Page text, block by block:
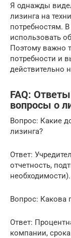
Я однажды
лизинга на
потребностям.
использовать
Поэтому важно
потребности и
действительно
FAQ:
вопросы о
Вопрос: Какие
лизинга?
Ответ:
отчетность,
необходимости).
Вопрос: Какова
Ответ:
компании,